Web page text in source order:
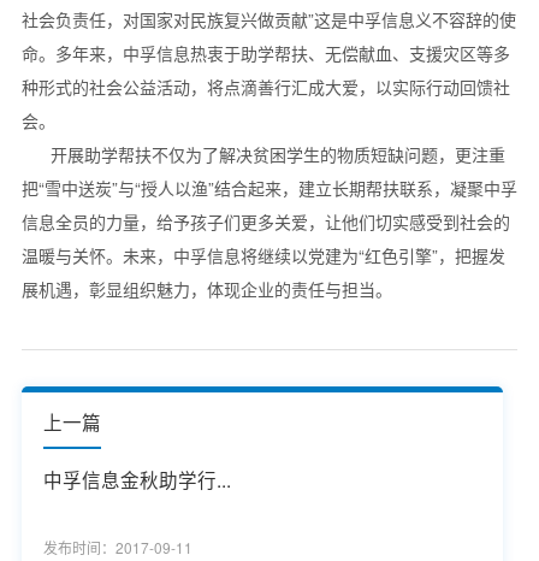
社会负责任，对国家对民族复兴做贡献”这是中孚信息义不容辞的使
命。多年来，中孚信息热衷于助学帮扶、无偿献血、支援灾区等多
种形式的社会公益活动，将点滴善行汇成大爱，以实际行动回馈社
会。
开展助学帮扶不仅为了解决贫困学生的物质短缺问题，更注重
把“雪中送炭”与“授人以渔”结合起来，建立长期帮扶联系，凝聚中孚
信息全员的力量，给予孩子们更多关爱，让他们切实感受到社会的
温暖与关怀。未来，中孚信息将继续以党建为“红色引擎”，把握发
展机遇，彰显组织魅力，体现企业的责任与担当。
上一篇
中孚信息金秋助学行...
发布时间：2017-09-11